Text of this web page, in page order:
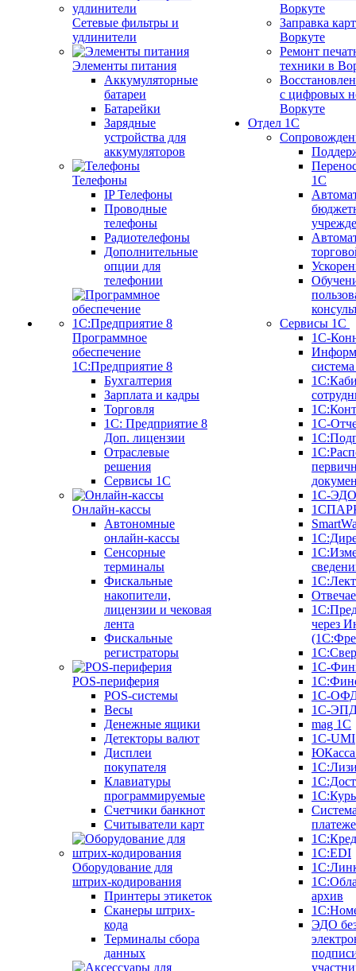
Сетевые фильтры и
удлинители
Элементы питания
Аккумуляторные
батареи
Батарейки
Зарядные
устройства для
аккумуляторов
Телефоны
IP Телефоны
Проводные
телефоны
Радиотелефоны
Дополнительные
опции для
телефонии
Программное
обеспечение
1С:Предприятие 8
Бухгалтерия
Зарплата и кадры
Торговля
1C: Предприятие 8
Доп. лицензии
Отраслевые
решения
Сервисы 1С
Онлайн-кассы
Автономные
онлайн-кассы
Сенсорные
терминалы
Фискальные
накопители,
лицензии и чековая
лента
Фискальные
регистраторы
POS-периферия
POS-системы
Весы
Денежные ящики
Детекторы валют
Дисплеи
покупателя
Клавиатуры
программируемые
Счетчики банкнот
Считыватели карт
Оборудование для
штрих-кодирования
Принтеры этикеток
Сканеры штрих-
кода
Терминалы сбора
данных
Воркуте
Заправка
Воркуте
Ремонт
техники в
с цифровых
Воркуте
Отдел 1С
1С
Сервисы 1С
1С-
1С-
1С-ЭДО
через
1С-
1С-
1С-
mag 1C
1C-UMI
1С:EDI
архив
ЭДО